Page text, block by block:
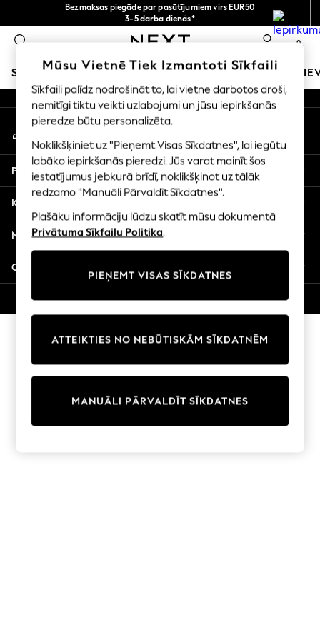
Bezmaksas piegāde par pasūtījumiem virs EUR50
3-5 darba dienās*
Tagad jūs varat
iepirkties latviešu valodā!
0
SKOLAS APĢĒRBS MEITENES ZĒNI MAZULIS
SCHOOLWEAR
All Boys Schoolwear
Shoes
Trousers
Shorts
Shirts
Polo Shirts
Sweatshirts & Jumpers
Multipacks
All Boys Sport & Swimwear
Swimwear
Tops
Joggers
An error occurred on client
Mūsu sociālie tīkli
Mans konts
Pierakstieties savā kontā
Palīdzība
Konfidencialitāte un juridiskā informācija
Nodaļas
Citi pakalpojumi
© 2026 Next Germany GmbH. Visas tiesības aizsargātas.
Mūsu Vietnē Tiek Izmantoti Sīkfaili
Sīkfaili palīdz nodrošināt to, lai vietne darbotos droši,
nemitīgi tiktu veikti uzlabojumi un jūsu iepirkšanās
pieredze būtu personalizēta.
Noklikšķiniet uz "Pieņemt Visas Sīkdatnes", lai iegūtu
labāko iepirkšanās pieredzi. Jūs varat mainīt šos
iestatījumus jebkurā brīdī, noklikšķinot uz tālāk
redzamo "Manuāli Pārvaldīt Sīkdatnes".
Plašāku informāciju lūdzu skatīt mūsu dokumentā
Privātuma Sīkfailu Politika.
PIEŅEMT VISAS SĪKDATNES
MANUĀLI PĀRVALDĪT SĪKDATNES
ATTEIKTIES NO NEBŪTISKĀM SĪKDATNĒM